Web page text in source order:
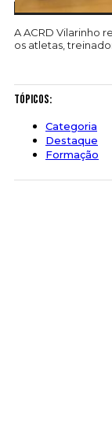
A ACRD Vilarinho
os atletas,
Tópicos:
Categoria
Destaque
Formação